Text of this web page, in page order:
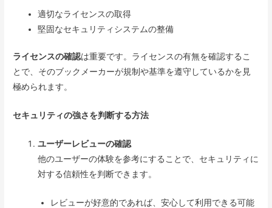
適切なライセンスの取得
堅固なセキュリティシステムの整備
ライセンスの確認は重要です。ライセンスの有無を確認するこ
とで、そのブックメーカーが規制や基準を遵守しているかを見
極められます。
セキュリティの強さを判断する方法
ユーザーレビューの確認
他のユーザーの体験を参考にすることで、セキュリティに
対する信頼性を判断できます。
レビューが好意的であれば、安心して利用できる可能